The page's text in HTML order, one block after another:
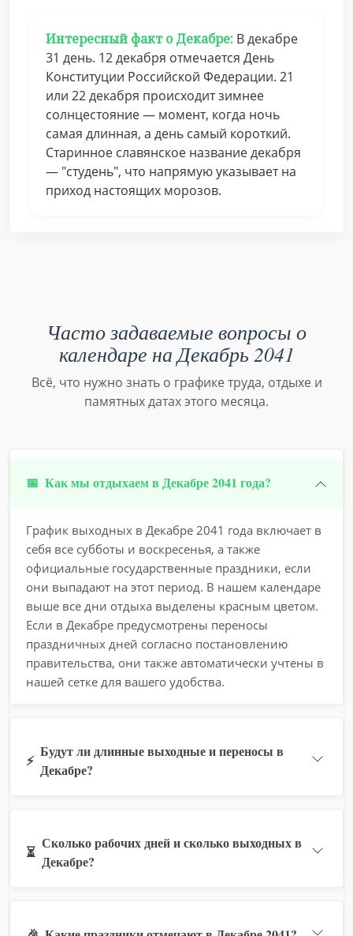
Интересный факт о Декабре: В декабре
31 день. 12 декабря отмечается День
Конституции Российской Федерации. 21
или 22 декабря происходит зимнее
солнцестояние — момент, когда ночь
самая длинная, а день самый короткий.
Старинное славянское название декабря
— "студень", что напрямую указывает на
приход настоящих морозов.
Часто задаваемые вопросы о
календаре на Декабрь 2041
Всё, что нужно знать о графике труда, отдыхе и
памятных датах этого месяца.
📅 Как мы отдыхаем в Декабре 2041 года?
График выходных в Декабре 2041 года включает в
себя все субботы и воскресенья, а также
официальные государственные праздники, если
они выпадают на этот период. В нашем календаре
выше все дни отдыха выделены красным цветом.
Если в Декабре предусмотрены переносы
праздничных дней согласно постановлению
правительства, они также автоматически учтены в
нашей сетке для вашего удобства.
⚡
Будут ли длинные выходные и переносы в
Декабре?
⏳
Сколько рабочих дней и сколько выходных в
Декабре?